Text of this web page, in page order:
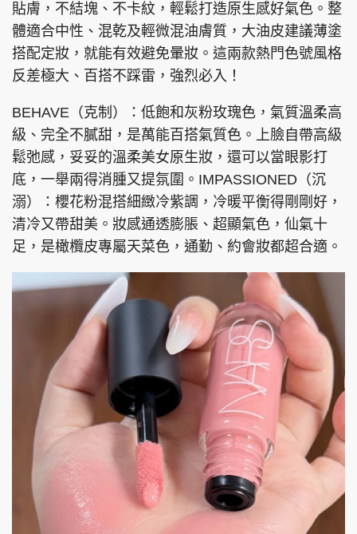
貼膚，不結塊、不卡紋，輕鬆打造原生感好氣色。整
體適合中性、混乾及輕微混油膚質，大油皮建議薄塗
搭配定妝，就能有效避免暈妝。這兩款熱門色號風格
反差極大、百搭不踩雷，強烈必入！
BEHAVE（克制）：低飽和灰粉玫瑰色，氣質溫柔高
級、完全不膩甜，是萬能百搭氣質色。上臉自帶高級
鬆弛感，妥妥的溫柔美女原生妝，還可以當眼影打
底，一舉兩得消腫又提氛圍。IMPASSIONED（沉
溺）：櫻花粉混搭細緻冷紫調，冷暖平衡得剛剛好，
清冷又帶甜美。妝感通透膨脹、超顯氣色，仙氣十
足，是橄欖皮專屬天菜色，通勤、約會妝都超合適。